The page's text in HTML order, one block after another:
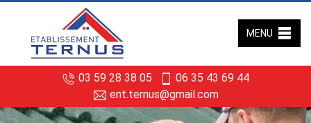
03 59 28 38 05
06 35 43 69 44
ent.ternus@gmail.com
MENU